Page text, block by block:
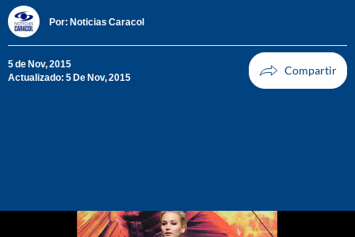
Por: Noticias Caracol
5 de Nov, 2015
Actualizado: 5 De Nov, 2015